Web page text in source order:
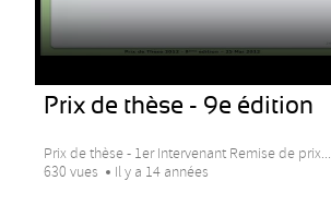
Prix de thèse - 9e édition
Prix de thèse - 1er Intervenant Remise de prix...
630 vues
Il y a 14 années